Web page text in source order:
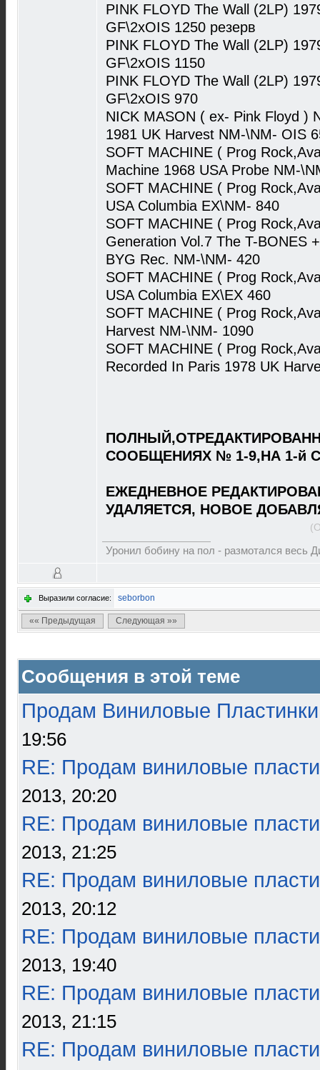
PINK FLOYD The Wall (2LP)
GF\2xOIS 1250 резерв
PINK FLOYD The Wall (2LP)
GF\2xOIS 1150
PINK FLOYD The Wall (2LP)
GF\2xOIS 970
NICK MASON ( ex- Pink Floyd )
1981 UK Harvest NM-\NM- OIS
SOFT MACHINE ( Prog
Machine 1968 USA Probe NM-
SOFT MACHINE ( Prog
USA Columbia EX\NM- 840
SOFT MACHINE ( Prog
Generation Vol.7 The T-BONES
BYG Rec. NM-\NM- 420
SOFT MACHINE ( Prog
USA Columbia EX\EX 460
SOFT MACHINE ( Prog
Harvest NM-\NM- 1090
SOFT MACHINE ( Prog
Recorded In Paris 1978 UK
СООБЩЕНИЯХ № 1-9,НА 1-й
ЕЖЕДНЕВНОЕ
УДАЛЯЕТСЯ, НОВОЕ
Уронил бобину на пол - размотался весь
Выразили согласие: seborbon
«« Предыдущая Следующая »»
Сообщения в этой теме
Продам Виниловые Пластинки
19:56
RE: Продам виниловые
2013, 20:20
RE: Продам виниловые
2013, 21:25
RE: Продам виниловые
2013, 20:12
RE: Продам виниловые
2013, 19:40
RE: Продам виниловые
2013, 21:15
RE: Продам виниловые